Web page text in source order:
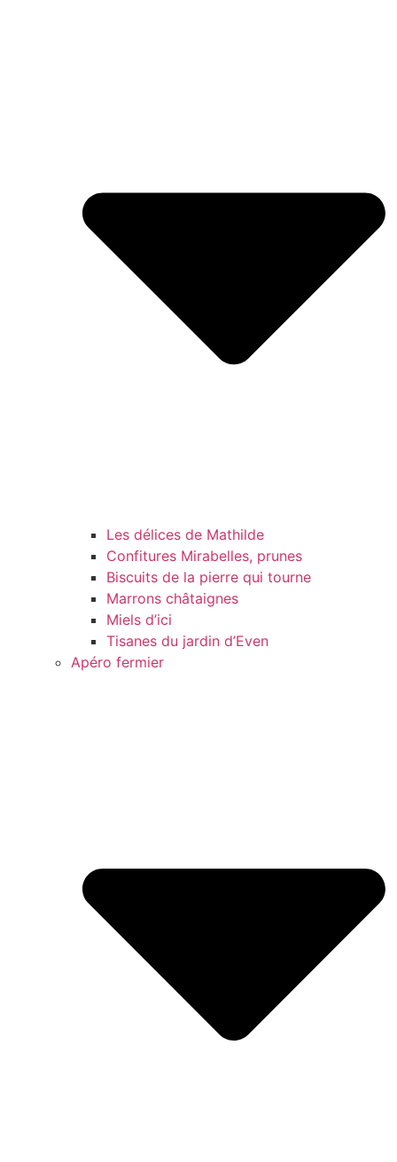
Les délices de Mathilde
Confitures Mirabelles, prunes
Biscuits de la pierre qui tourne
Marrons châtaignes
Miels d’ici
Tisanes du jardin d’Even
Apéro fermier